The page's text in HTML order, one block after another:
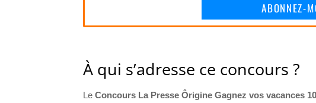
ABONNEZ-
À qui s’adresse ce concours ?
Le Concours La Presse Ôrigine Gagnez vos vacances